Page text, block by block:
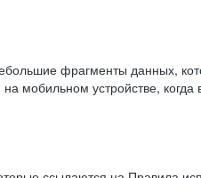
фрагменты данных,
мобильном устройстве,